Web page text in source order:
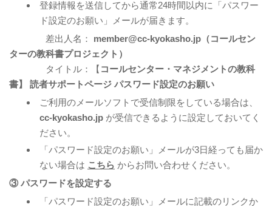
登録情報を送信してから通常24時間以内に「パスワー
ド設定のお願い」メールが届きます。
差出人名： member@cc-kyokasho.jp（コールセン
ターの教科書プロジェクト）
タイトル：【 コールセンター・マネジメントの教科
書】 読者サポートページ パスワード設定のお願い
ご利用のメールソフトで受信制限をしている場合は、
cc-kyokasho.jp が受信できるように設定しておいてく
ださい。
「パスワード設定のお願い」メールが3日経っても届か
ない場合は こちら からお問い合わせください。
③ パスワードを設定する
「パスワード設定のお願い」メールに記載のリンクか